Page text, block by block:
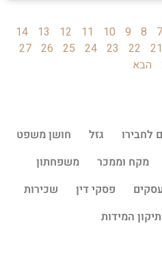
7
8
9
10
11
12
13
14
21
22
23
24
25
26
27
הבא
לחבירו גזל
חושן משפט
מקח וממכר
משפחתון
פסקי דין
שכירות
תיקון המידות